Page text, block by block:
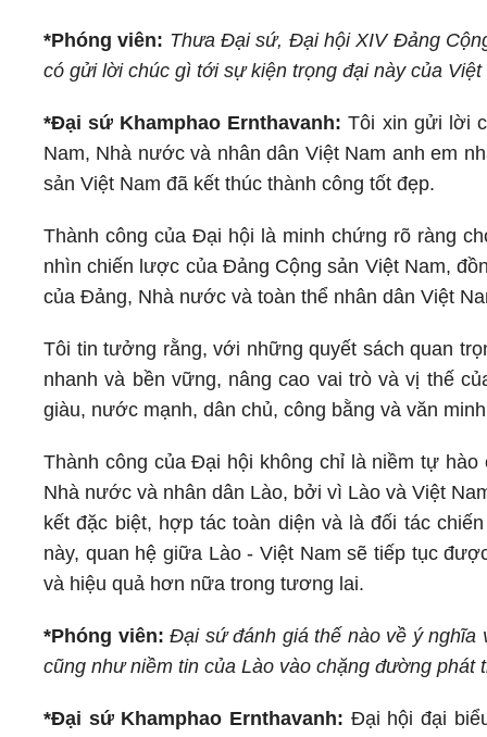
*Phóng viên: Thưa Đại sứ, Đại hội XIV Đảng
có gửi lời chúc gì tới sự kiện trọng đại này của Việt
*Đại sứ Khamphao Ernthavanh:Tôi xin gửi lời
Nam, Nhà nước và nhân dân Việt Nam anh em
sản Việt Nam đã kết thúc thành công tốt đẹp.
Thành công của Đại hội là minh chứng rõ ràng
nhìn chiến lược của Đảng Cộng sản Việt Nam,
của Đảng, Nhà nước và toàn thể nhân dân Việt
Tôi tin tưởng rằng, với những quyết sách quan
nhanh và bền vững, nâng cao vai trò và vị thế
giàu, nước mạnh, dân chủ, công bằng và văn
Thành công của Đại hội không chỉ là niềm tự
Nhà nước và nhân dân Lào, bởi vì Lào và Việt
kết đặc biệt, hợp tác toàn diện và là đối tác
này, quan hệ giữa Lào - Việt Nam sẽ tiếp tục
và hiệu quả hơn nữa trong tương lai.
*Phóng viên:Đại sứ đánh giá thế nào về ý nghĩa
cũng như niềm tin của Lào vào chặng đường
*Đại sứ Khamphao Ernthavanh: Đại hội đại